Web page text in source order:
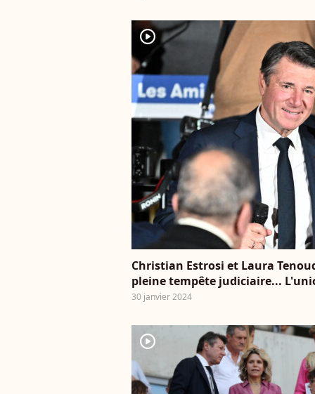
player2
Christian Estrosi et Laura
pleine tempête judiciaire...
30 janvier 2024
player2